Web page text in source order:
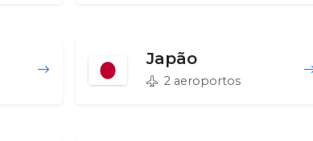
Japão
2 aeroportos